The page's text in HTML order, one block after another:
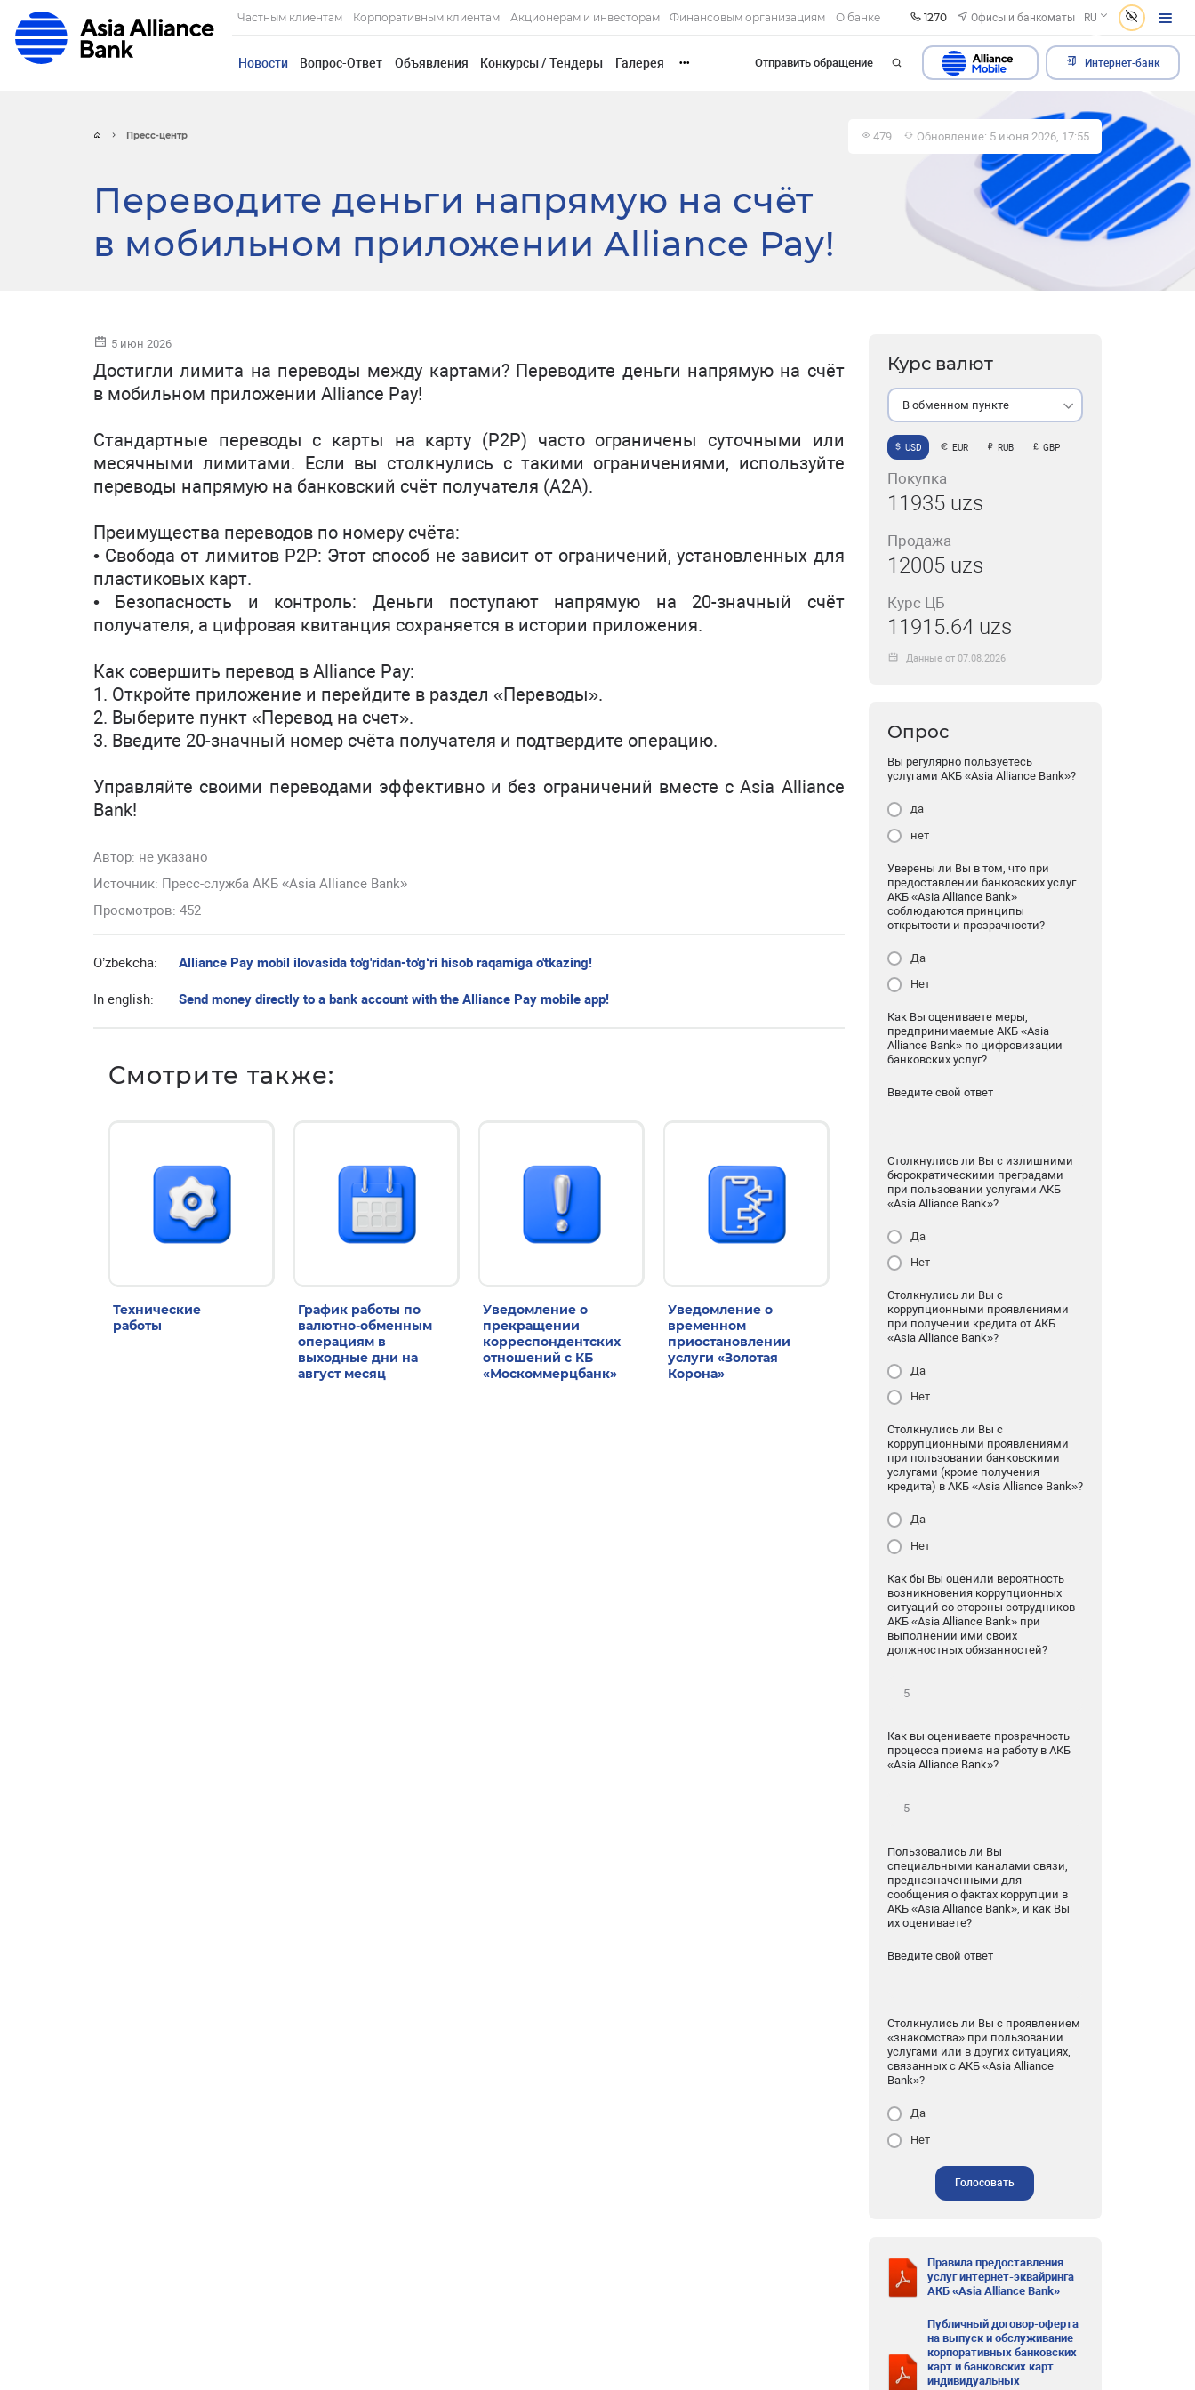
Частным клиентам Корпоративным клиентам Акционерам и инвесторам Финансовым организациям О банке 1270 Офисы и банкоматы RU
Новости Вопрос-Ответ Объявления Конкурсы / Тендеры Галерея ••• Отправить обращение Интернет-банк
Пресс-центр 479 Обновление: 5 июня 2026, 17:55
Переводите деньги напрямую на счёт
в мобильном приложении Alliance Pay!
5 июн 2026
Достигли лимита на переводы между картами? Переводите деньги напрямую на счёт
в мобильном приложении Alliance Pay!
Стандартные переводы с карты на карту (P2P) часто ограничены суточными или
месячными лимитами. Если вы столкнулись с такими ограничениями, используйте
переводы напрямую на банковский счёт получателя (A2A).
Преимущества переводов по номеру счёта:
• Свобода от лимитов P2P: Этот способ не зависит от ограничений, установленных для
пластиковых карт.
• Безопасность и контроль: Деньги поступают напрямую на 20-значный счёт
получателя, а цифровая квитанция сохраняется в истории приложения.
Как совершить перевод в Alliance Pay:
1. Откройте приложение и перейдите в раздел «Переводы».
2. Выберите пункт «Перевод на счет».
3. Введите 20-значный номер счёта получателя и подтвердите операцию.
Управляйте своими переводами эффективно и без ограничений вместе с Asia Alliance
Bank!
Автор: не указано
Источник: Пресс-служба АКБ «Asia Alliance Bank»
Просмотров: 452
O’zbekcha: Alliance Pay mobil ilovasida to'g'ridan-to'g‘ri hisob raqamiga o'tkazing!
In english: Send money directly to a bank account with the Alliance Pay mobile app!
Смотрите также:
Технические
работы
График работы по
валютно-обменным
операциям в
выходные дни на
август месяц
Уведомление о
прекращении
корреспондентских
отношений с КБ
«Москоммерцбанк»
Уведомление о
временном
приостановлении
услуги «Золотая
Корона»
Курс валют
В обменном пункте
USD EUR RUB GBP
Покупка
11935 uzs
Продажа
12005 uzs
Курс ЦБ
11915.64 uzs
Данные от 07.08.2026
Опрос
Вы регулярно пользуетесь
услугами АКБ «Asia Alliance Bank»?
да
нет
Уверены ли Вы в том, что при
предоставлении банковских услуг
АКБ «Asia Alliance Bank»
соблюдаются принципы
открытости и прозрачности?
Да
Нет
Как Вы оцениваете меры,
предпринимаемые АКБ «Asia
Alliance Bank» по цифровизации
банковских услуг?
Введите свой ответ
Столкнулись ли Вы с излишними
бюрократическими преградами
при пользовании услугами АКБ
«Asia Alliance Bank»?
Да
Нет
Столкнулись ли Вы с
коррупционными проявлениями
при получении кредита от АКБ
«Asia Alliance Bank»?
Да
Нет
Столкнулись ли Вы с
коррупционными проявлениями
при пользовании банковскими
услугами (кроме получения
кредита) в АКБ «Asia Alliance Bank»?
Да
Нет
Как бы Вы оценили вероятность
возникновения коррупционных
ситуаций со стороны сотрудников
АКБ «Asia Alliance Bank» при
выполнении ими своих
должностных обязанностей?
Как вы оцениваете прозрачность
процесса приема на работу в АКБ
«Asia Alliance Bank»?
Пользовались ли Вы
специальными каналами связи,
предназначенными для
сообщения о фактах коррупции в
АКБ «Asia Alliance Bank», и как Вы
их оцениваете?
Введите свой ответ
Столкнулись ли Вы с проявлением
«знакомства» при пользовании
услугами или в других ситуациях,
связанных с АКБ «Asia Alliance
Bank»?
Да
Нет
Голосовать
Правила предоставления
услуг интернет-эквайринга
АКБ «Asia Alliance Bank»
Публичный договор-оферта
на выпуск и обслуживание
корпоративных банковских
карт и банковских карт
индивидуальных